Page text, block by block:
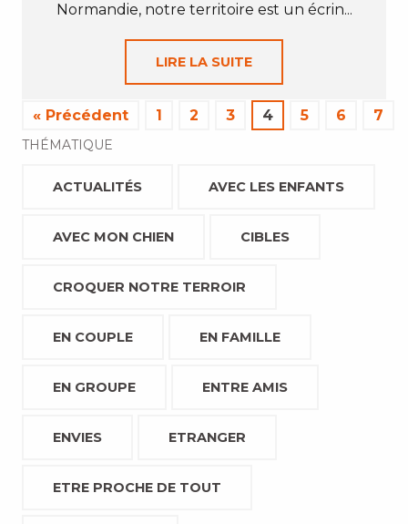
Normandie, notre territoire est un écrin...
LIRE LA SUITE
« Précédent 1 2 3 4 5 6 7
THÉMATIQUE
ACTUALITÉS AVEC LES ENFANTS
AVEC MON CHIEN CIBLES
CROQUER NOTRE TERROIR
EN COUPLE EN FAMILLE
EN GROUPE ENTRE AMIS
ENVIES ETRANGER
ETRE PROCHE DE TOUT